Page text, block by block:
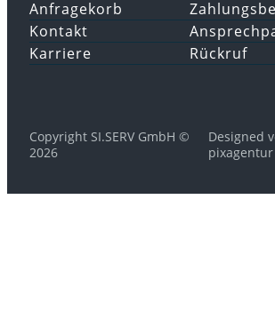
Anfragekorb
Kontakt
Karriere
Rückruf
Copyright SI.SERV GmbH ©
2026
Designed
pixagentur